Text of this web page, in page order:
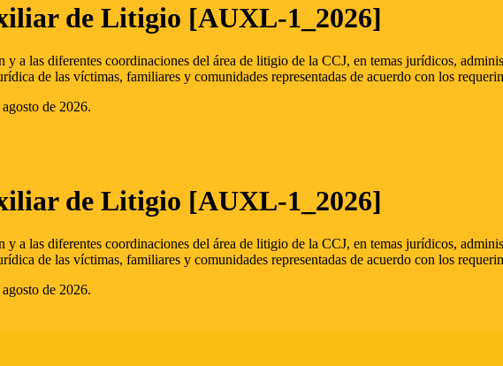
de Litigio [AUXL-1_2026]
a las diferentes coordinaciones del área de litigio de la CCJ, en temas jurídicos,
de las víctimas, familiares y comunidades representadas de acuerdo con los
de 2026.
de Litigio [AUXL-1_2026]
a las diferentes coordinaciones del área de litigio de la CCJ, en temas jurídicos,
de las víctimas, familiares y comunidades representadas de acuerdo con los
de 2026.